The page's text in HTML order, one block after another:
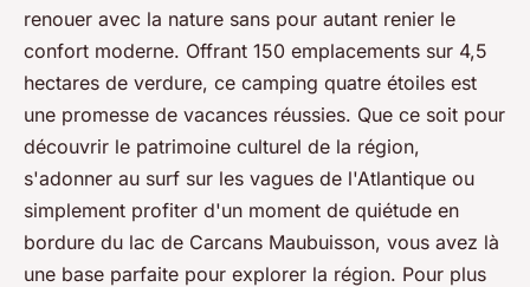
renouer avec la nature sans pour autant renier le
confort moderne. Offrant 150 emplacements sur 4,5
hectares de verdure, ce camping quatre étoiles est
une promesse de vacances réussies. Que ce soit pour
découvrir le patrimoine culturel de la région,
s'adonner au surf sur les vagues de l'Atlantique ou
simplement profiter d'un moment de quiétude en
bordure du lac de Carcans Maubuisson, vous avez là
une base parfaite pour explorer la région. Pour plus